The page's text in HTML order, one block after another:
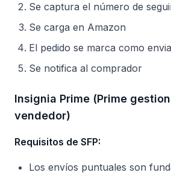
Se captura el número de
Se carga en Amazon
El pedido se marca como
Se notifica al comprador
Insignia Prime (Prime
vendedor)
Requisitos de SFP:
Los envíos puntuales son